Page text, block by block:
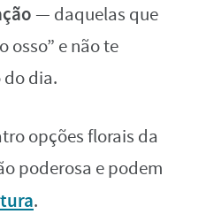
— daquelas que
osso” e não te
dia.
opções florais da
poderosa e podem
.